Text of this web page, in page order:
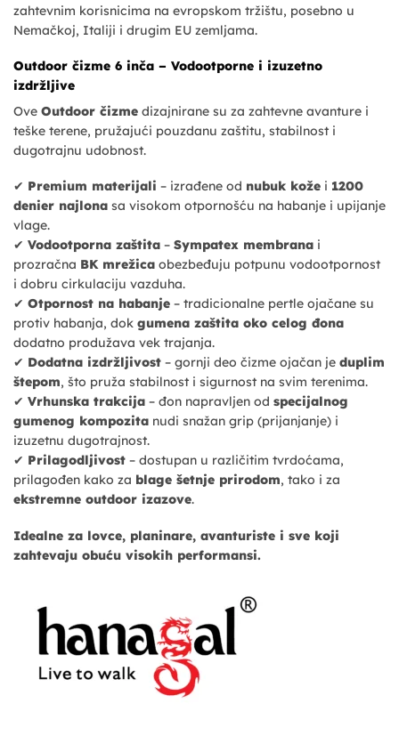
zahtevnim korisnicima na evropskom tržištu, posebno u
Nemačkoj, Italiji i drugim EU zemljama.
Outdoor čizme 6 inča – Vodootporne i izuzetno
izdržljive
Ove Outdoor čizme dizajnirane su za zahtevne avanture i
teške terene, pružajući pouzdanu zaštitu, stabilnost i
dugotrajnu udobnost.
✔ Premium materijali – izrađene od nubuk kože i 1200
denier najlona sa visokom otpornošću na habanje i upijanje
vlage.
✔ Vodootporna zaštita – Sympatex membrana i
prozračna BK mrežica obezbeđuju potpunu vodootpornost
i dobru cirkulaciju vazduha.
✔ Otpornost na habanje – tradicionalne pertle ojačane su
protiv habanja, dok gumena zaštita oko celog đona
dodatno produžava vek trajanja.
✔ Dodatna izdržljivost – gornji deo čizme ojačan je duplim
štepom, što pruža stabilnost i sigurnost na svim terenima.
✔ Vrhunska trakcija – đon napravljen od specijalnog
gumenog kompozita nudi snažan grip (prijanjanje) i
izuzetnu dugotrajnost.
✔ Prilagodljivost – dostupan u različitim tvrdoćama,
prilagođen kako za blage šetnje prirodom, tako i za
ekstremne outdoor izazove.
Idealne za lovce, planinare, avanturiste i sve koji
zahtevaju obuću visokih performansi.